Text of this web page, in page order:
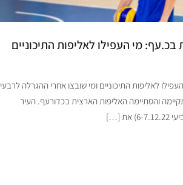
מי העפילו לאליפות התיכוניים
לאליפות התיכוניים ומי שובצו אחרי ההגרלה לרבעי
והסתיימה האליפות הארצית בכדורעף. העיר
[…]